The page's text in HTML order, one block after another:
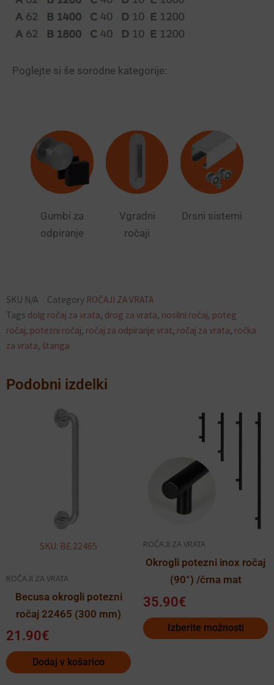
Poglejte si še sorodne kategorije:
Gumbi za
odpiranje
Vgradni
ročaji
Drsni sistemi
SKU N/A Category ROČAJI ZA VRATA
Tags dolg ročaj za vrata, drog za vrata, nosilni ročaj, poteg
ročaj, potezni ročaj, ročaj za odpiranje vrat, ročaj za vrata, ročka
za vrata, štanga
Podobni izdelki
SKU: BE.22465
ROČAJI ZA VRATA
Becusa okrogli potezni
ročaj 22465 (300 mm)
21.90€
Dodaj v košarico
ROČAJI ZA VRATA
Okrogli potezni inox ročaj
(90°) /črna mat
35.90€
Izberite možnosti
različic.
Možnosti
strani
izdelka